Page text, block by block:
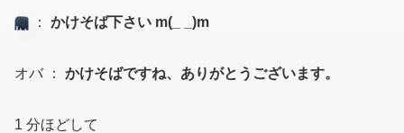
： かけそば下さい m(_ _)m
オバ ： かけそばですね、ありがとうございます。
1 分ほどして